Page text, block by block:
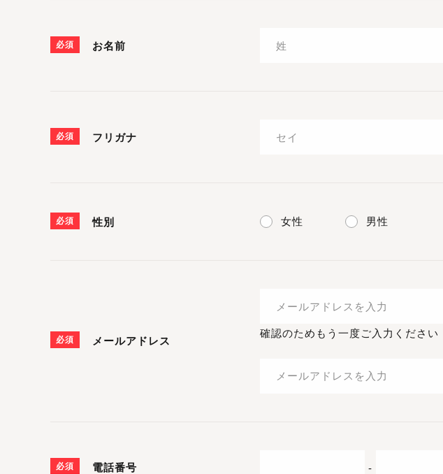
必須 お名前
必須 フリガナ
必須 性別 女性 男性
必須 メールアドレス
確認のためもう一度ご入力ください
必須 電話番号 -